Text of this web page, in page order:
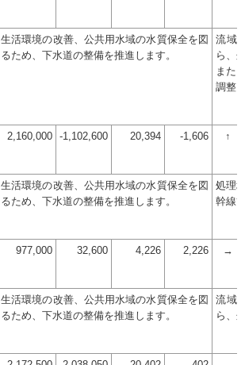
生活環境の改善、公共用水域の水質保全を図
るため、下水道の整備を推進します。
流域
ら、
また
調整
2,160,000 -1,102,600 20,394 -1,606 ↑
生活環境の改善、公共用水域の水質保全を図
るため、下水道の整備を推進します。
処理
幹線
977,000 32,600 4,226 2,226 →
生活環境の改善、公共用水域の水質保全を図
るため、下水道の整備を推進します。
流域
ら、